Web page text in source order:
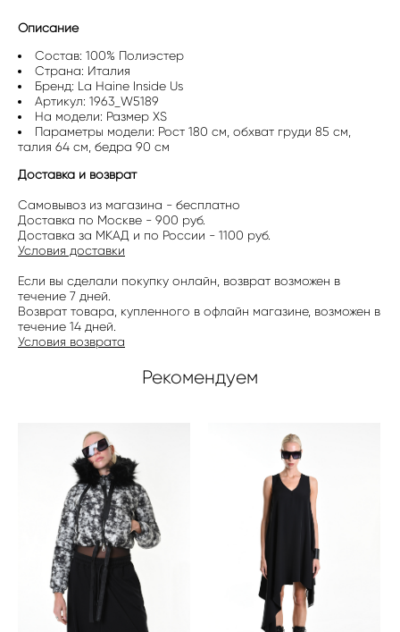
Описание
Состав: 100% Полиэстер
Страна: Италия
Бренд: La Haine Inside Us
Артикул: 1963_W5189
На модели: Размер XS
Параметры модели: Рост 180 см, обхват груди 85 см,
талия 64 см, бедра 90 см
Доставка и возврат
Самовывоз из магазина - бесплатно
Доставка по Москве - 900 руб.
Доставка за МКАД и по России - 1100 руб.
Условия доставки
Если вы сделали покупку онлайн, возврат возможен в
течение 7 дней.
Возврат товара, купленного в офлайн магазине, возможен в
течение 14 дней.
Условия возврата
Рекомендуем